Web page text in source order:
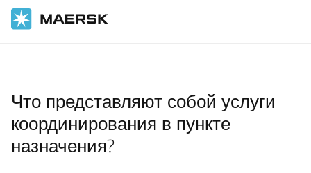
Что представляют собой услуги
координирования в пункте
назначения?